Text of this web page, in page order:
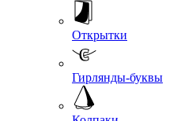
Открытки
Гирлянды-буквы